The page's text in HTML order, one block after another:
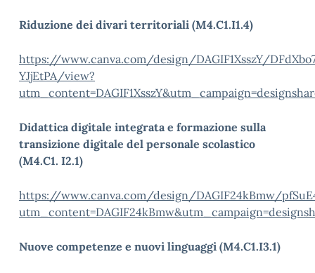
Riduzione dei divari territoriali (M4.C1.I1.4)
https://www.canva.com/design/DAGIF1XsszY/
YJjEtPA/view?
Didattica digitale integrata e formazione sulla
transizione digitale del personale scolastico
(M4.C1. I2.1)
https://www.canva.com/design/DAGIF24kBmw/
Nuove competenze e nuovi linguaggi (M4.C1.I3.1)